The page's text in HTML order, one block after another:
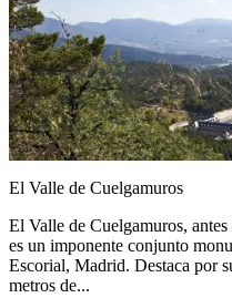
El Valle de Cuelgamuros
El Valle de Cuelgamuros,
es un imponente conjunto
Escorial, Madrid. Destaca por
metros de...